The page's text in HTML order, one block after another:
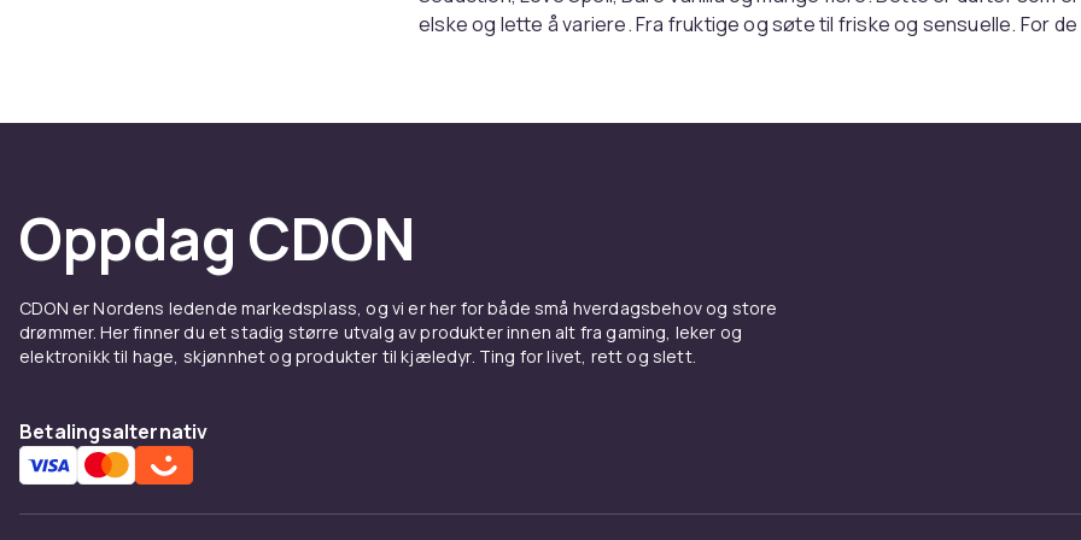
elske og lette å variere. Fra fruktige og søte til friske og sensuelle. For de
Lett å bruke, vanskelig å glemme
Design som skiller seg ut
Flaskene og misten føles nesten som tilbehør i seg selv. Fargerike,
For de som vil føle seg vakre – hver
Oppdag CDON
CDON er Nordens ledende markedsplass, og vi er her for både små hverdagsbehov og store
drømmer. Her finner du et stadig større utvalg av produkter innen alt fra gaming, leker og
elektronikk til hage, skjønnhet og produkter til kjæledyr. Ting for livet, rett og slett.
Betalingsalternativ